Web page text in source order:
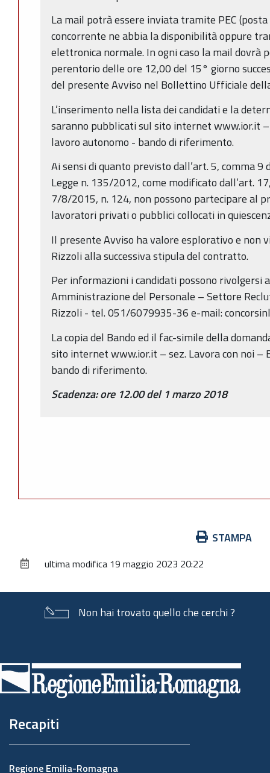
La mail potrà essere inviata tramite PEC
concorrente ne abbia la disponibilità oppure
elettronica normale. In ogni caso la mail dovrà
perentorio delle ore 12,00 del 15° giorno
del presente Avviso nel Bollettino Ufficiale
L’inserimento nella lista dei candidati e la
saranno pubblicati sul sito internet www.ior.it
lavoro autonomo - bando di riferimento.
Ai sensi di quanto previsto dall’art. 5, comma
Legge n. 135/2012, come modificato dall’art.
7/8/2015, n. 124, non possono partecipare al
lavoratori privati o pubblici collocati in
Il presente Avviso ha valore esplorativo e non
Rizzoli alla successiva stipula del contratto.
Per informazioni i candidati possono rivolgersi
Amministrazione del Personale – Settore
Rizzoli - tel. 051/6079935-36 e-mail:
La copia del Bando ed il fac-simile della
sito internet www.ior.it – sez. Lavora con noi –
bando di riferimento.
Scadenza: ore 12.00 del 1 marzo 2018
documento
STAMPA
ultima modifica 19 maggio 2023 20:22
Non hai trovato quello che cerchi ?
di
pagina
Recapiti
Regione Emilia-Romagna